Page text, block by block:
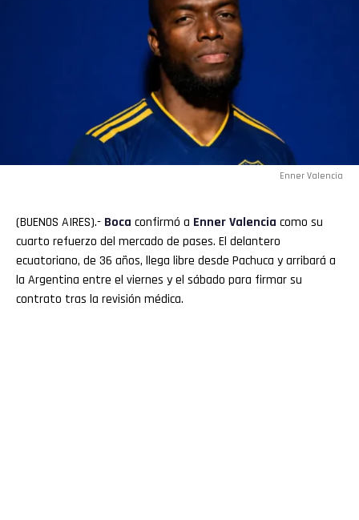
Enner Valencia
(BUENOS AIRES).- Boca confirmó a Enner Valencia como su
cuarto refuerzo del mercado de pases. El delantero
ecuatoriano, de 36 años, llega libre desde Pachuca y arribará a
la Argentina entre el viernes y el sábado para firmar su
contrato tras la revisión médica.